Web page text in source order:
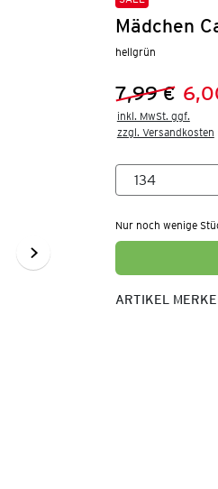
Mädchen
hellgrün
Vorheriger
7,99 €
Neuer
inkl. MwSt. ggf.
zzgl. Versandkosten
Nur noch wenige
ARTIKEL